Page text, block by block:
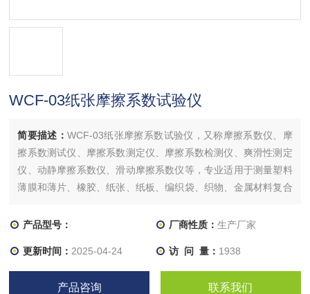
WCF-03纸张摩擦系数试验仪
简要描述：WCF-03纸张摩擦系数试验仪，又称摩擦系数仪、摩
擦系数测试仪、摩擦系数测定仪、摩擦系数检测仪、爽滑性测定
仪、动静摩擦系数仪、滑动摩擦系数仪等，专业适用于测量塑料
薄膜和薄片、橡胶、纸张、纸板、编织袋、织物、金属材料复合
数。通过测量材料的滑爽性，可以控制调节材料生产质量工艺指
产品型号： 厂商性质： 生产厂家
更新时间： 2025-04-24 访 问 量： 1938
产品咨询 联系我们